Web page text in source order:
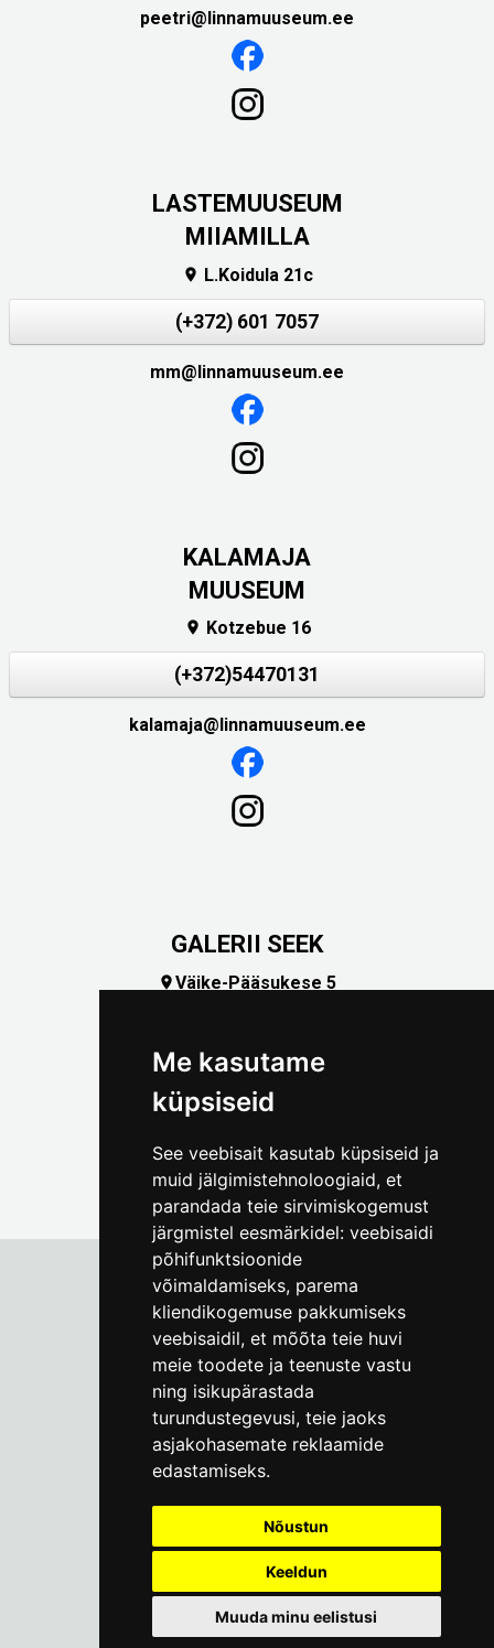
Me kasutame
küpsiseid
See veebisait kasutab küpsiseid ja
muid jälgimistehnoloogiaid, et
parandada teie sirvimiskogemust
järgmistel eesmärkidel: veebisaidi
põhifunktsioonide
võimaldamiseks, parema
kliendikogemuse pakkumiseks
veebisaidil, et mõõta teie huvi
meie toodete ja teenuste vastu
ning isikupärastada
turundustegevusi, teie jaoks
asjakohasemate reklaamide
edastamiseks.
Nõustun
Keeldun
Muuda minu eelistusi
peetri@linnamuuseum.ee
LASTEMUUSEUM
MIIAMILLA
 L.Koidula 21c
(+372) 601 7057
mm@linnamuuseum.ee
KALAMAJA
MUUSEUM
 Kotzebue 16
(+372)54470131
kalamaja@linnamuuseum.ee
GALERII SEEK
Väike-Pääsukese 5
Tallinna Linnamuuseum
Vene 17
E-R kell 9-17(+372) 610 4178
info@linnamuuseum.ee
Küpsisepoliitika